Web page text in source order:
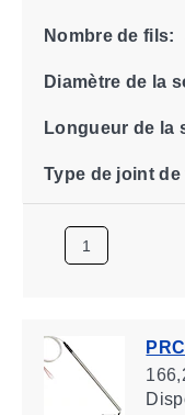
Nombre de fils:
Diamètre de la
Longueur de la
Type de joint